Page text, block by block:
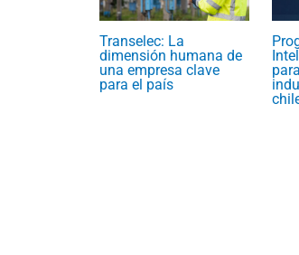
Transelec: La
dimensión humana de
una empresa clave
para el país